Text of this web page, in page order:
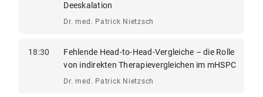
Deeskalation
Dr. med. Patrick Nietzsch
18:30
Fehlende Head-to-Head-Vergleiche – die Rolle
von indirekten Therapievergleichen im mHSPC
Dr. med. Patrick Nietzsch